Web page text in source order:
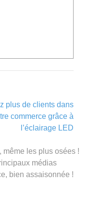
plus de clients dans
commerce grâce à
l’éclairage LED
même les plus osées !
médias
bien assaisonnée !